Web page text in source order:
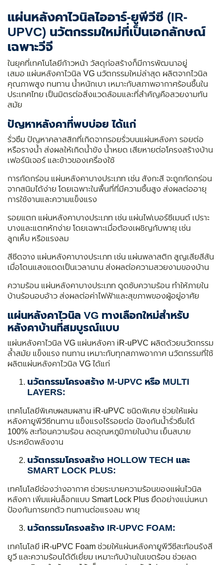
แผ่นหลังคาไวนิลไออาร์-ยูพีวีซี (IR-
UPVC) นวัตกรรมใหม่ที่เป็นเอกลักษณ์
เฉพาะวีจี
ในยุคที่เทคโนโลยีก้าวหน้า วัสดุก่อสร้างก็มีการพัฒนาอยู่
เสมอ แผ่นหลังคาไวนิล VG นวัตกรรมใหม่ล่าสุด ผลิตจากไวนิล
คุณภาพสูง ทนทาน น้ำหนักเบา เหมาะกับสภาพอากาศร้อนชื้นใน
ประเทศไทย เป็นมิตรต่อสิ่งแวดล้อมและที่สำคัญคือสวยงามทัน
สมัย
ปัญหาหลังคาที่พบบ่อย ได้แก่
รั่วซึม ปัญหาคลาสสิกที่เกิดจากรอยรั่วบนแผ่นหลังคา รอยต่อ
หรือรางน้ำ ส่งผลให้เกิดน้ำขัง น้ำหยด เสียหายต่อโครงสร้างบ้าน
เฟอร์นิเจอร์ และข้าวของเครื่องใช้
การกัดกร่อน แผ่นหลังคาบางประเภท เช่น สังกะสี จะถูกกัดกร่อน
จากสนิมได้ง่าย โดยเฉพาะในพื้นที่ที่มีความชื้นสูง ส่งผลต่ออายุ
การใช้งานและความแข็งแรง
รอยแตก แผ่นหลังคาบางประเภท เช่น แผ่นไฟเบอร์ซีเมนต์ เปราะ
บางและแตกหักง่าย โดยเฉพาะเมื่อต้องเผชิญกับพายุ เช่น
ลูกเห็บ หรือแรงลม
สีซีดจาง แผ่นหลังคาบางประเภท เช่น แผ่นพลาสติก สูญเสียสีสัน
เมื่อโดนแสงแดดเป็นเวลานาน ส่งผลต่อความสวยงามของบ้าน
ความร้อน แผ่นหลังคาบางประเภท ดูดซับความร้อน ทำให้ภายใน
บ้านร้อนอบอ้าว ส่งผลต่อค่าไฟฟ้าและสุขภาพของผู้อยู่อาศัย
แผ่นหลังคาไวนิล VG ทางเลือกใหม่สำหรับ
หลังคาบ้านที่สมบูรณ์แบบ
แผ่นหลังคาไวนิล VG แผ่นหลังคา iR-uPVC ผลิตด้วยนวัตกรรม
ล้ำสมัย แข็งแรง ทนทาน เหมาะกับทุกสภาพอากาศ นวัตกรรมที่ใช้
ผลิตแผ่นหลังคาไวนิล VG ได้แก่
นวัตกรรมโครงสร้าง M-UPVC หรือ MULTI
LAYERS:
เทคโนโลยีพิเศษผสมผสาน iR-uPVC ชนิดพิเศษ ช่วยให้แผ่น
หลังคายูพีวีซีทนทาน แข็งแรงไร้รอยต่อ ป้องกันน้ำรั่วซึมได้
100% สะท้อนความร้อน ลดอุณหภูมิภายในบ้าน เย็นสบาย
ประหยัดพลังงาน
นวัตกรรมโครงสร้าง HOLLOW TECH และ
SMART LOCK PLUS:
เทคโนโลยีช่องว่างอากาศ ช่วยระบายความร้อนของแผ่นไวนิล
หลังคา เพิ่มแผ่นล็อกแบบ Smart Lock Plus ยึดอย่างแน่นหนา
ป้องกันการยกตัว ทนทานต่อแรงลม พายุ
นวัตกรรมโครงสร้าง IR-UPVC FOAM:
เทคโนโลยี iR-uPVC Foam ช่วยให้แผ่นหลังคายูพีวีซีสะท้อนรังสี
ยูวี และความร้อนได้ดีเยี่ยม เหมาะกับบ้านในเขตร้อน ช่วยลด